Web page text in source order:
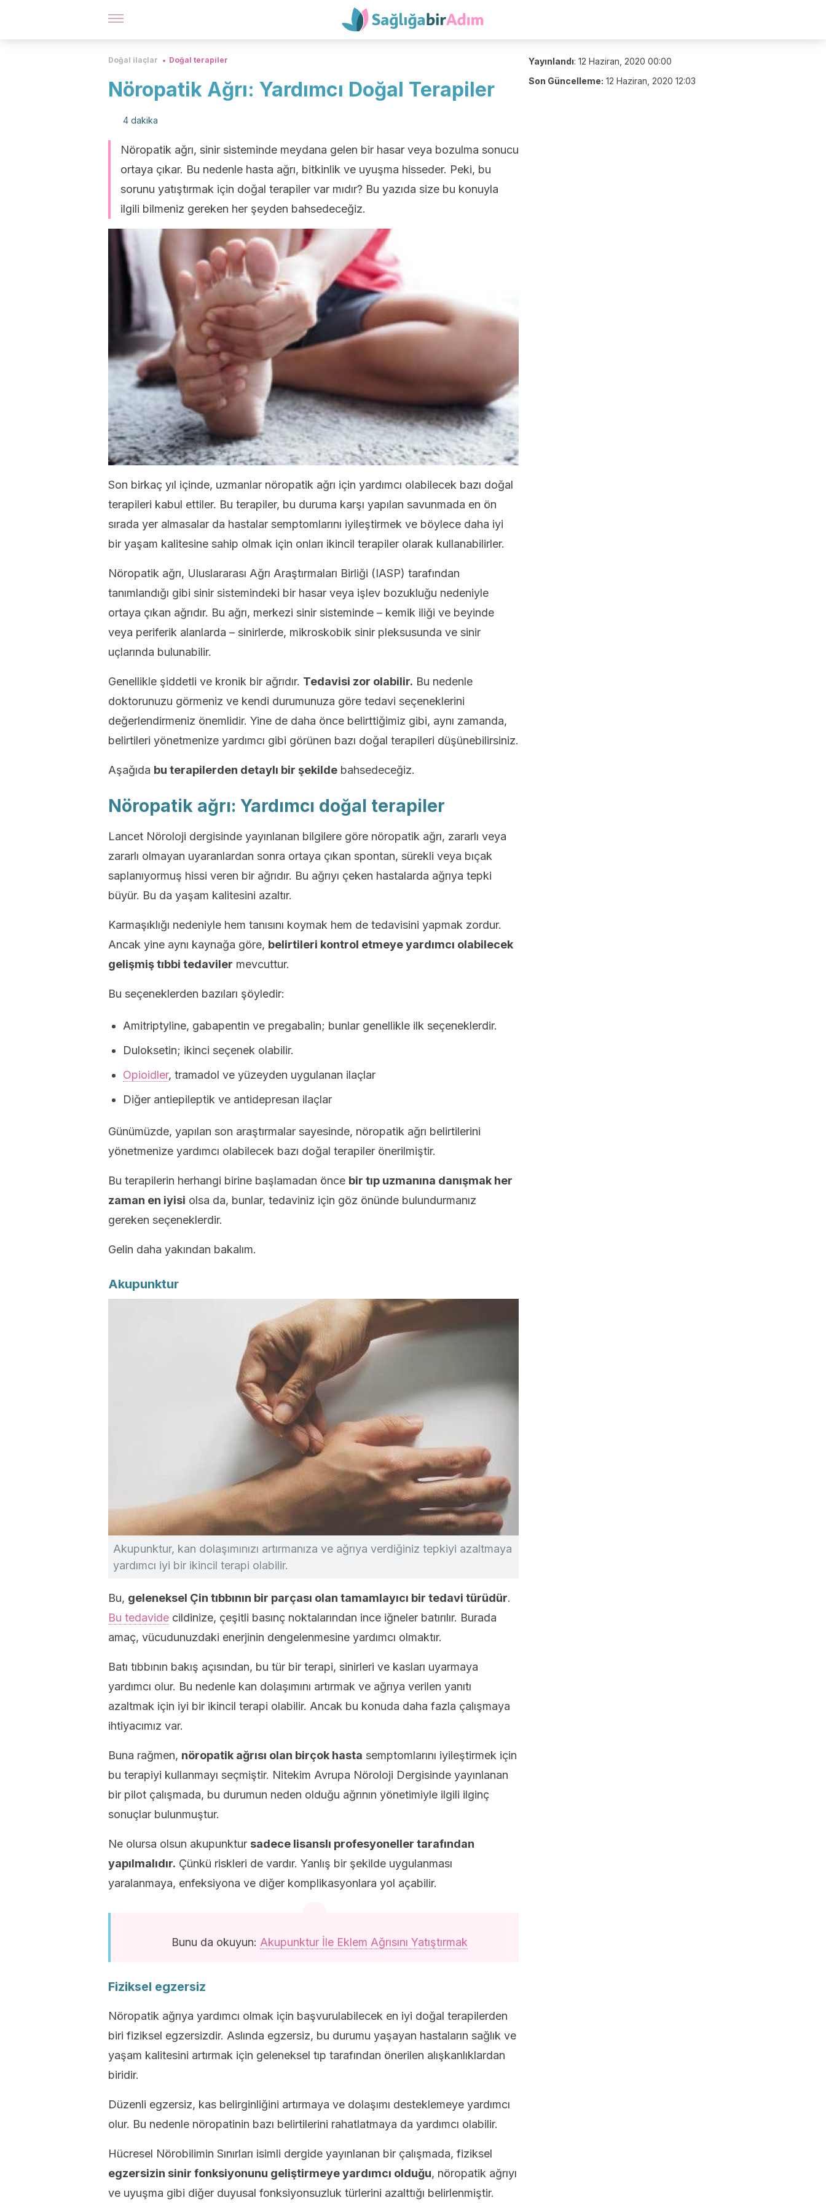
Doğal ilaçlar Doğal terapiler
Nöropatik Ağrı: Yardımcı Doğal Terapiler
4 dakika
Nöropatik ağrı, sinir sisteminde meydana gelen bir hasar veya bozulma sonucu
ortaya çıkar. Bu nedenle hasta ağrı, bitkinlik ve uyuşma hisseder. Peki, bu
sorunu yatıştırmak için doğal terapiler var mıdır? Bu yazıda size bu konuyla
ilgili bilmeniz gereken her şeyden bahsedeceğiz.
Son birkaç yıl içinde, uzmanlar nöropatik ağrı için yardımcı olabilecek bazı doğal
terapileri kabul ettiler. Bu terapiler, bu duruma karşı yapılan savunmada en ön
sırada yer almasalar da hastalar semptomlarını iyileştirmek ve böylece daha iyi
bir yaşam kalitesine sahip olmak için onları ikincil terapiler olarak kullanabilirler.
Nöropatik ağrı, Uluslararası Ağrı Araştırmaları Birliği (IASP) tarafından
tanımlandığı gibi sinir sistemindeki bir hasar veya işlev bozukluğu nedeniyle
ortaya çıkan ağrıdır. Bu ağrı, merkezi sinir sisteminde – kemik iliği ve beyinde
veya periferik alanlarda – sinirlerde, mikroskobik sinir pleksusunda ve sinir
uçlarında bulunabilir.
Genellikle şiddetli ve kronik bir ağrıdır. Tedavisi zor olabilir. Bu nedenle
doktorunuzu görmeniz ve kendi durumunuza göre tedavi seçeneklerini
değerlendirmeniz önemlidir. Yine de daha önce belirttiğimiz gibi, aynı zamanda,
belirtileri yönetmenize yardımcı gibi görünen bazı doğal terapileri düşünebilirsiniz.
Aşağıda bu terapilerden detaylı bir şekilde bahsedeceğiz.
Nöropatik ağrı: Yardımcı doğal terapiler
Lancet Nöroloji dergisinde yayınlanan bilgilere göre nöropatik ağrı, zararlı veya
zararlı olmayan uyaranlardan sonra ortaya çıkan spontan, sürekli veya bıçak
saplanıyormuş hissi veren bir ağrıdır. Bu ağrıyı çeken hastalarda ağrıya tepki
büyür. Bu da yaşam kalitesini azaltır.
Karmaşıklığı nedeniyle hem tanısını koymak hem de tedavisini yapmak zordur.
Ancak yine aynı kaynağa göre, belirtileri kontrol etmeye yardımcı olabilecek
gelişmiş tıbbi tedaviler mevcuttur.
Bu seçeneklerden bazıları şöyledir:
Amitriptyline, gabapentin ve pregabalin; bunlar genellikle ilk seçeneklerdir.
Duloksetin; ikinci seçenek olabilir.
Opioidler, tramadol ve yüzeyden uygulanan ilaçlar
Diğer antiepileptik ve antidepresan ilaçlar
Günümüzde, yapılan son araştırmalar sayesinde, nöropatik ağrı belirtilerini
yönetmenize yardımcı olabilecek bazı doğal terapiler önerilmiştir.
Bu terapilerin herhangi birine başlamadan önce bir tıp uzmanına danışmak her
zaman en iyisi olsa da, bunlar, tedaviniz için göz önünde bulundurmanız
gereken seçeneklerdir.
Gelin daha yakından bakalım.
Akupunktur
Akupunktur, kan dolaşımınızı artırmanıza ve ağrıya verdiğiniz tepkiyi azaltmaya
yardımcı iyi bir ikincil terapi olabilir.
Bu, geleneksel Çin tıbbının bir parçası olan tamamlayıcı bir tedavi türüdür.
Bu tedavide cildinize, çeşitli basınç noktalarından ince iğneler batırılır. Burada
amaç, vücudunuzdaki enerjinin dengelenmesine yardımcı olmaktır.
Batı tıbbının bakış açısından, bu tür bir terapi, sinirleri ve kasları uyarmaya
yardımcı olur. Bu nedenle kan dolaşımını artırmak ve ağrıya verilen yanıtı
azaltmak için iyi bir ikincil terapi olabilir. Ancak bu konuda daha fazla çalışmaya
ihtiyacımız var.
Buna rağmen, nöropatik ağrısı olan birçok hasta semptomlarını iyileştirmek için
bu terapiyi kullanmayı seçmiştir. Nitekim Avrupa Nöroloji Dergisinde yayınlanan
bir pilot çalışmada, bu durumun neden olduğu ağrının yönetimiyle ilgili ilginç
sonuçlar bulunmuştur.
Ne olursa olsun akupunktur sadece lisanslı profesyoneller tarafından
yapılmalıdır. Çünkü riskleri de vardır. Yanlış bir şekilde uygulanması
yaralanmaya, enfeksiyona ve diğer komplikasyonlara yol açabilir.
Bunu da okuyun: Akupunktur İle Eklem Ağrısını Yatıştırmak
Fiziksel egzersiz
Nöropatik ağrıya yardımcı olmak için başvurulabilecek en iyi doğal terapilerden
biri fiziksel egzersizdir. Aslında egzersiz, bu durumu yaşayan hastaların sağlık ve
yaşam kalitesini artırmak için geleneksel tıp tarafından önerilen alışkanlıklardan
biridir.
Düzenli egzersiz, kas belirginliğini artırmaya ve dolaşımı desteklemeye yardımcı
olur. Bu nedenle nöropatinin bazı belirtilerini rahatlatmaya da yardımcı olabilir.
Hücresel Nörobilimin Sınırları isimli dergide yayınlanan bir çalışmada, fiziksel
egzersizin sinir fonksiyonunu geliştirmeye yardımcı olduğu, nöropatik ağrıyı
ve uyuşma gibi diğer duyusal fonksiyonsuzluk türlerini azalttığı belirlenmiştir.
Yayınlandı: 12 Haziran, 2020 00:00
Son Güncelleme: 12 Haziran, 2020 12:03